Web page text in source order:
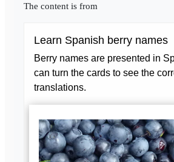
The content is from